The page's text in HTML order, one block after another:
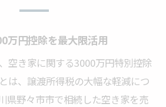
万円控除を最大限活用
空き家に関する3000万円特別控除
は、譲渡所得税の大幅な軽減につ
県野々市市で相続した空き家を売